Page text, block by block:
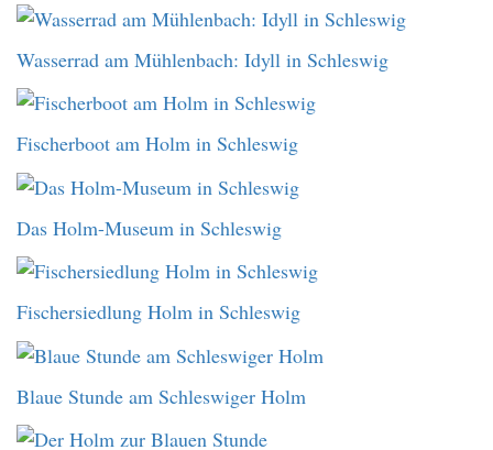
Wasserrad am Mühlenbach: Idyll in Schleswig
Fischerboot am Holm in Schleswig
Das Holm-Museum in Schleswig
Fischersiedlung Holm in Schleswig
Blaue Stunde am Schleswiger Holm